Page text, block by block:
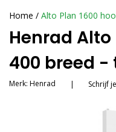
Home / Alto Plan 1600
Henrad Alto
400 breed -
Merk: Henrad | Schrijf